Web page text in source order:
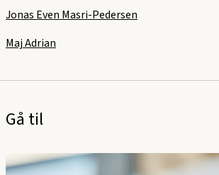
Jonas Even Masri-Pedersen
Maj Adrian
Gå til